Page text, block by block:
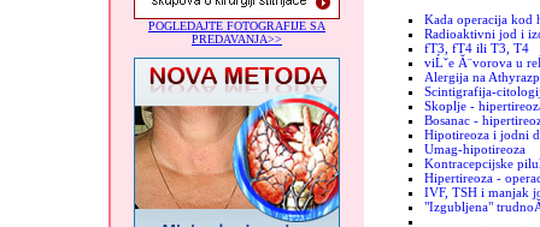
POGLEDAJTE FOTOGRAFIJE SA
PREDAVANJA>>
Kada operacija kod
Radioaktivni jod i
fT3, fT4 ili T3, T4
viĹˇe Ă¨vorova u
Alergija na
Scintigrafija-
Skoplje -
Bosanac -
Hipotireoza i jodni
Umag-hipotireoza
Kontracepcijske
Hipertireoza -
IVF, TSH i manjak
"Izgubljena"